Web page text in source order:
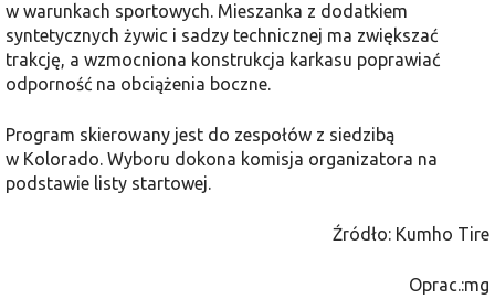
w warunkach sportowych. Mieszanka z dodatkiem
syntetycznych żywic i sadzy technicznej ma zwiększać
trakcję, a wzmocniona konstrukcja karkasu poprawiać
odporność na obciążenia boczne.
Program skierowany jest do zespołów z siedzibą
w Kolorado. Wyboru dokona komisja organizatora na
podstawie listy startowej.
Źródło: Kumho Tire
Oprac.:mg